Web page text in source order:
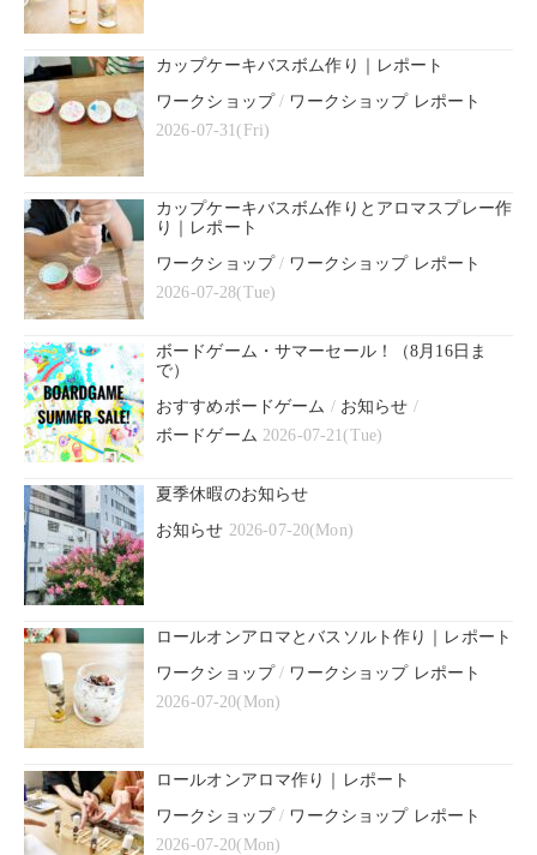
カップケーキバスボム作り｜レポート
ワークショップ/ ワークショップ レポート
2026-07-31(Fri)
カップケーキバスボム作りとアロマスプレー作
り｜レポート
ワークショップ/ ワークショップ レポート
2026-07-28(Tue)
ボードゲーム・サマーセール！（8月16日ま
で）
おすすめボードゲーム / お知らせ /
ボードゲーム 2026-07-21(Tue)
夏季休暇のお知らせ
お知らせ 2026-07-20(Mon)
ロールオンアロマとバスソルト作り｜レポート
ワークショップ/ ワークショップ レポート
2026-07-20(Mon)
ロールオンアロマ作り｜レポート
ワークショップ/ ワークショップ レポート
2026-07-20(Mon)